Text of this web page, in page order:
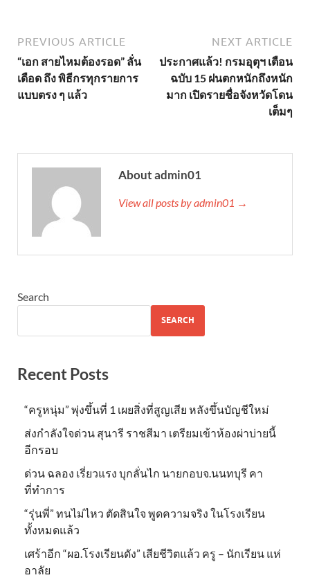
PREVIOUS ARTICLE
“เอก สายไหมต้องรอด” ลั่น
เดือด ถึง พิธีกรทุกรายการ
แบบตรง ๆ แล้ว
NEXT ARTICLE
ประกาศแล้ว! กรมอุตุฯ เตือน
ฉบับ 15 ฝนตกหนักถึงหนัก
มาก เปิดรายชื่อจังหวัดโดน
เต็มๆ
About admin01
View all posts by admin01 →
Search
SEARCH
Recent Posts
“ครูหนุ่ม” พุ่งขึ้นที่ 1 เผยสิ่งที่สูญเสีย หลังขึ้นบัญชีใหม่
ส่งกำลังใจด่วน สุนารี ราชสีมา เตรียมเข้าห้องผ่าบ่ายนี้
อีกรอบ
ด่วน ฉลอง เรี่ยวแรง บุกลั่นไก นายกอบจ.นนทบุรี คา
ที่ทำการ
“รุ่นพี่” ทนไม่ไหว ตัดสินใจ พูดความจริง ในโรงเรียน
ทั้งหมดแล้ว
เศร้าอีก “ผอ.โรงเรียนดัง” เสียชีวิตแล้ว ครู – นักเรียน แห่
อาลัย